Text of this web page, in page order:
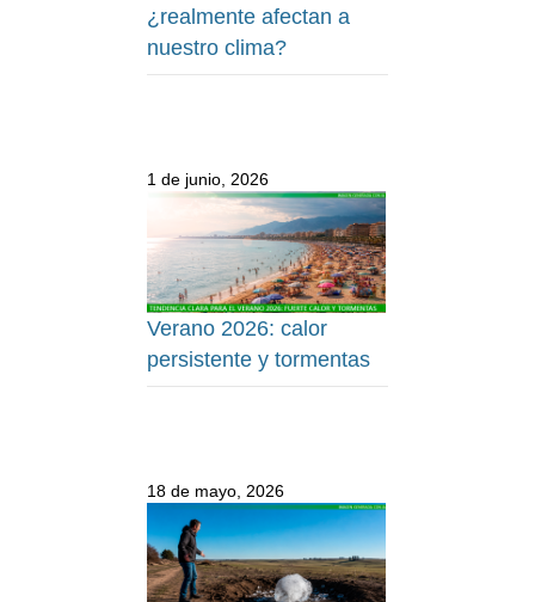
¿realmente afectan a
nuestro clima?
1 de junio, 2026
Verano 2026: calor
persistente y tormentas
18 de mayo, 2026